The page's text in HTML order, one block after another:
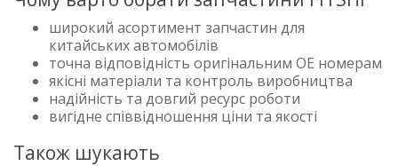
широкий асортимент запчастин для
китайських автомобілів
точна відповідність оригінальним OE номерам
якісні матеріали та контроль виробництва
надійність та довгий ресурс роботи
вигідне співвідношення ціни та якості
Також шукають